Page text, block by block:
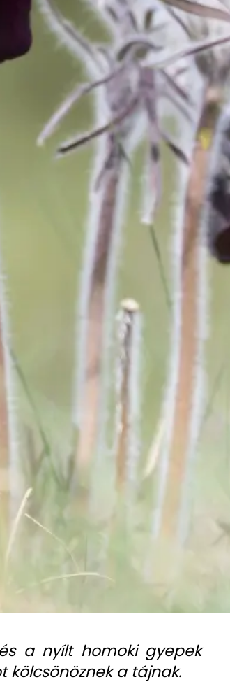
a nyílt homoki gyepek
kölcsönöznek a tájnak.